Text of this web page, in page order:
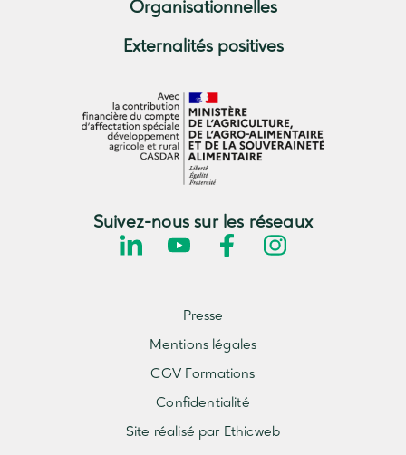
Organisationnelles
Externalités positives
Suivez-nous sur les réseaux
Presse
Mentions légales
CGV Formations
Confidentialité
Site réalisé par Ethicweb